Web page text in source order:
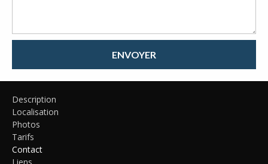
ENVOYER
Description
Localisation
Photos
Tarifs
Contact